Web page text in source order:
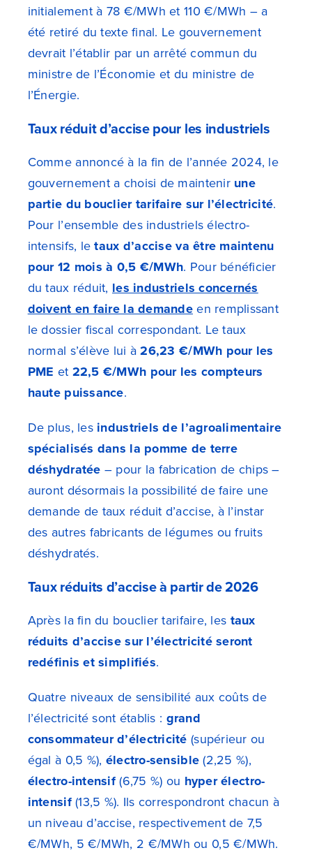
initialement à 78 €/MWh et 110 €/MWh – a
été retiré du texte final. Le gouvernement
devrait l’établir par un arrêté commun du
ministre de l’Économie et du ministre de
l’Énergie.
Taux réduit d’accise pour les industriels
Comme annoncé à la fin de l’année 2024, le
gouvernement a choisi de maintenir une
partie du bouclier tarifaire sur l’électricité.
Pour l’ensemble des industriels électro-
intensifs, letaux d’accise va être maintenu
pour 12 mois à 0,5 €/MWh. Pour bénéficier
du taux réduit, les industriels concernés
doivent en faire la demandeen remplissant
le dossier fiscal correspondant. Le taux
normal s’élève lui à26,23 €/MWh pour les
PME et 22,5 €/MWh pour les compteurs
haute puissance.
De plus, les industriels de l’agroalimentaire
spécialisés dans la pomme de terre
déshydratée – pour la fabrication de chips –
auront désormais la possibilité de faire une
demande de taux réduit d’accise, à l’instar
des autres fabricants de légumes ou fruits
déshydratés.
Taux réduits d’accise à partir de 2026
Après la fin du bouclier tarifaire, les taux
réduits d’accise sur l’électricité seront
redéfinis et simplifiés.
Quatre niveaux de sensibilité aux coûts de
l’électricité sont établis : grand
consommateur d’électricité (supérieur ou
égal à 0,5 %), électro-sensible(2,25 %),
électro-intensif(6,75 %) ou hyper électro-
intensif(13,5 %). Ils correspondront chacun à
un niveau d’accise, respectivement de 7,5
€/MWh, 5 €/MWh, 2 €/MWh ou 0,5 €/MWh.